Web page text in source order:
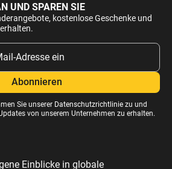
UND SPAREN SIE
kostenlose Geschenke und
Sie unserer Datenschutzrichtliniezu und
von unserem Unternehmen zu erhalten.
Einblicke in globale